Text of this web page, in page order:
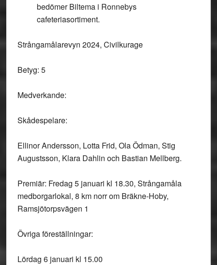
bedömer Biltema i Ronnebys
cafeteriasortiment.
Strångamålarevyn 2024, Civilkurage
Betyg: 5
Medverkande:
Skådespelare:
Ellinor Andersson, Lotta Frid, Ola Ödman, Stig
Augustsson, Klara Dahlin och Bastian Mellberg.
Premiär: Fredag 5 januari kl 18.30, Strångamåla
medborgarlokal, 8 km norr om Bräkne-Hoby,
Ramsjötorpsvägen 1
Övriga föreställningar:
Lördag 6 januari kl 15.00